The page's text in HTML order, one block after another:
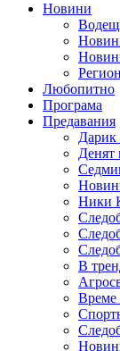
Новини
Любопитно
Програма
Предавания
Дарик
Денят
Ники
В
Време